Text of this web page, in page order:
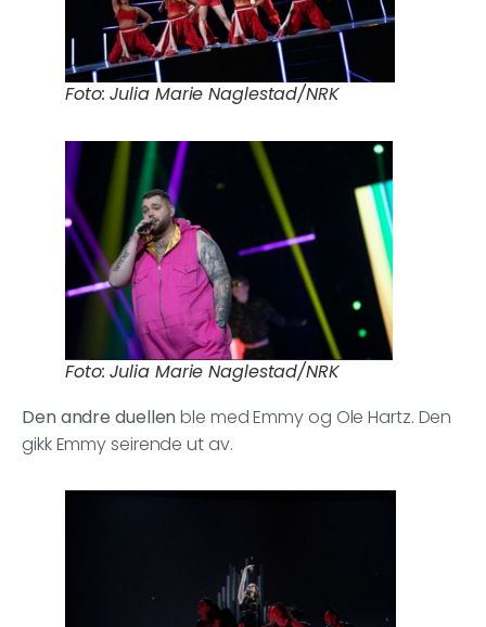
Foto: Julia Marie Naglestad/NRK
Foto: Julia Marie Naglestad/NRK
Den andre duellenble med Emmy og Ole Hartz. Den
gikk Emmy seirende ut av.